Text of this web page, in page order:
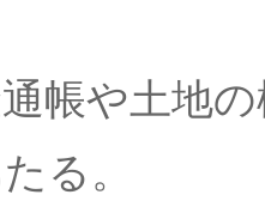
帳や土地
る。